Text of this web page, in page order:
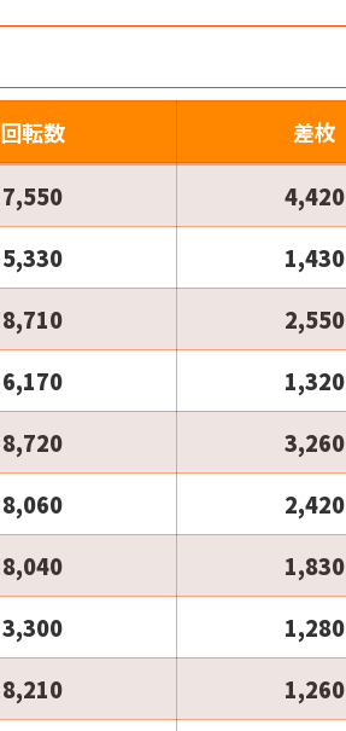
回転数 差枚
7,550
4,420
5,330
1,430
8,710
2,550
6,170
1,320
8,720
3,260
8,060
2,420
8,040
1,830
3,300
1,280
8,210
1,260